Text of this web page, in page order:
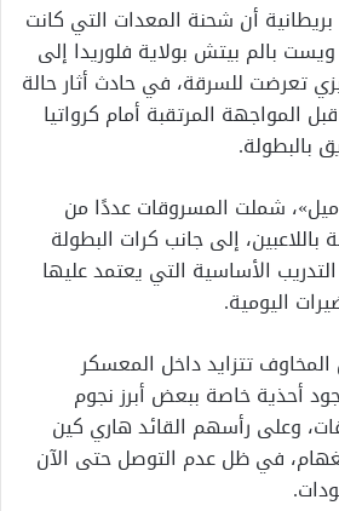
أن شحنة المعدات التي كانت
بالم بيتش بولاية فلوريدا إلى
تعرضت للسرقة، في حادث أثار حالة
المواجهة المرتقبة أمام كرواتيا
بالبطولة.
شملت المسروقات عددًا من
باللاعبين، إلى جانب كرات البطولة
الأساسية التي يعتمد عليها
اليومية.
المخاوف تتزايد داخل المعسكر
أحذية خاصة ببعض أبرز نجوم
وعلى رأسهم القائد هاري كين
في ظل عدم التوصل حتى الآن